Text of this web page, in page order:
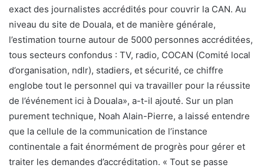
exact des journalistes accrédités pour couvrir la CAN. Au
niveau du site de Douala, et de manière générale,
l’estimation tourne autour de 5000 personnes accréditées,
tous secteurs confondus : TV, radio, COCAN (Comité local
d’organisation, ndlr), stadiers, et sécurité, ce chiffre
englobe tout le personnel qui va travailler pour la réussite
de l’événement ici à Douala», a-t-il ajouté. Sur un plan
purement technique, Noah Alain-Pierre, a laissé entendre
que la cellule de la communication de l’instance
continentale a fait énormément de progrès pour gérer et
traiter les demandes d’accréditation. « Tout se passe